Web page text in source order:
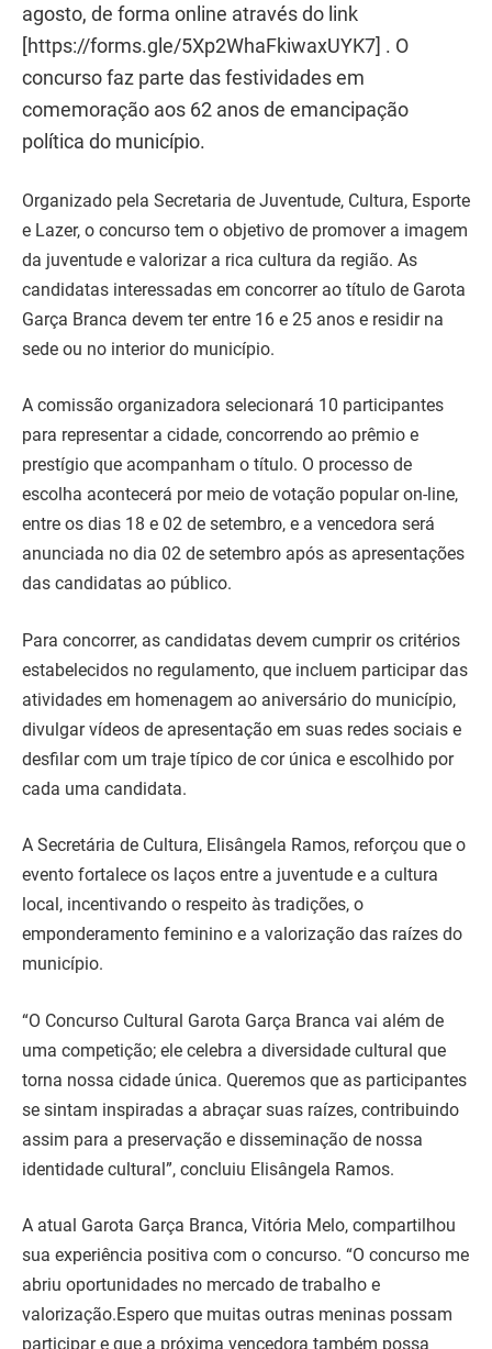
agosto, de forma online através do link
[https://forms.gle/5Xp2WhaFkiwaxUYK7] . O
concurso faz parte das festividades em
comemoração aos 62 anos de emancipação
política do município.
Organizado pela Secretaria de Juventude, Cultura, Esporte
e Lazer, o concurso tem o objetivo de promover a imagem
da juventude e valorizar a rica cultura da região. As
candidatas interessadas em concorrer ao título de Garota
Garça Branca devem ter entre 16 e 25 anos e residir na
sede ou no interior do município.
A comissão organizadora selecionará 10 participantes
para representar a cidade, concorrendo ao prêmio e
prestígio que acompanham o título. O processo de
escolha acontecerá por meio de votação popular on-line,
entre os dias 18 e 02 de setembro, e a vencedora será
anunciada no dia 02 de setembro após as apresentações
das candidatas ao público.
Para concorrer, as candidatas devem cumprir os critérios
estabelecidos no regulamento, que incluem participar das
atividades em homenagem ao aniversário do município,
divulgar vídeos de apresentação em suas redes sociais e
desfilar com um traje típico de cor única e escolhido por
cada uma candidata.
A Secretária de Cultura, Elisângela Ramos, reforçou que o
evento fortalece os laços entre a juventude e a cultura
local, incentivando o respeito às tradições, o
emponderamento feminino e a valorização das raízes do
município.
“O Concurso Cultural Garota Garça Branca vai além de
uma competição; ele celebra a diversidade cultural que
torna nossa cidade única. Queremos que as participantes
se sintam inspiradas a abraçar suas raízes, contribuindo
assim para a preservação e disseminação de nossa
identidade cultural”, concluiu Elisângela Ramos.
A atual Garota Garça Branca, Vitória Melo, compartilhou
sua experiência positiva com o concurso. “O concurso me
abriu oportunidades no mercado de trabalho e
valorização.Espero que muitas outras meninas possam
participar e que a próxima vencedora também possa